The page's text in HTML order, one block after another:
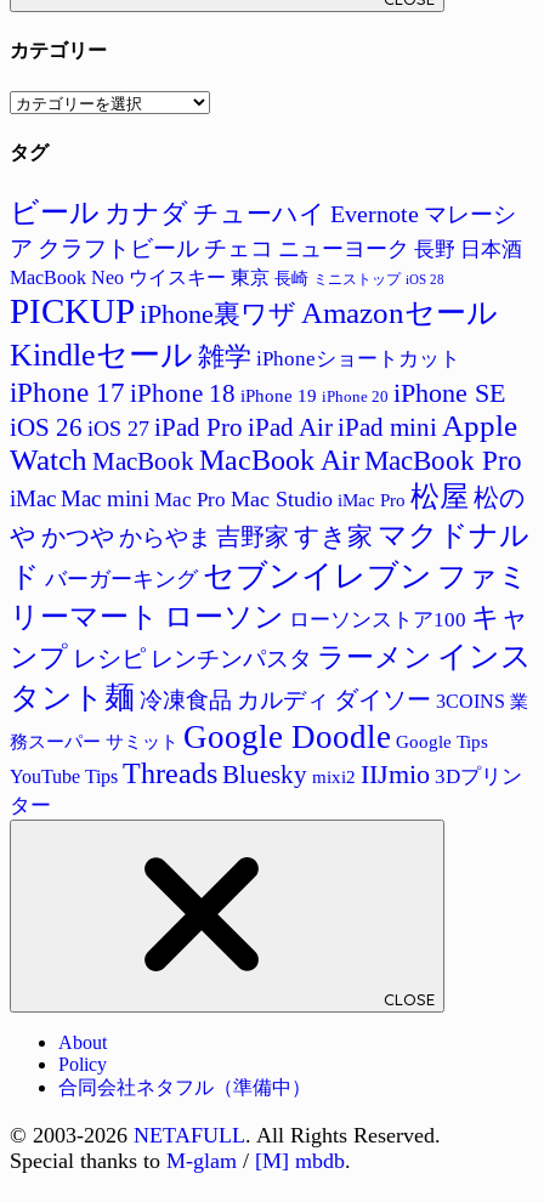
カテゴリー
カ
ゴ
ー
タグ
ビール カナダ チューハイ Evernote マレーシ
ア クラフトビール チェコ ニューヨーク 長野 日本酒
MacBook Neo ウイスキー 東京 長崎 ミニストップ iOS 28
PICKUP iPhone裏ワザ Amazonセール
Kindleセール 雑学 iPhoneショートカット
iPhone 17 iPhone 18 iPhone 19 iPhone 20 iPhone SE
iOS 26 iOS 27 iPad Pro iPad AiriPad mini Apple
Watch MacBookMacBook AirMacBook Pro
iMacMac mini Mac Pro Mac Studio iMac Pro 松屋 松の
や かつや からやま 吉野家 すき家 マクドナル
ド バーガーキング セブンイレブン ファミ
リーマート ローソン ローソンストア100 キャ
ンプ レシピ レンチンパスタ ラーメン インス
タント麺 冷凍食品 カルディ ダイソー 3COINS 業
務スーパー サミット Google Doodle Google Tips
YouTube Tips ThreadsBluesky mixi2 IIJmio 3Dプリン
ター
CLOSE
About
Policy
合同会社ネタフル（準備中）
© 2003-2026 NETAFULL. All Rights Reserved.
Special thanks to M-glam / [M] mbdb.